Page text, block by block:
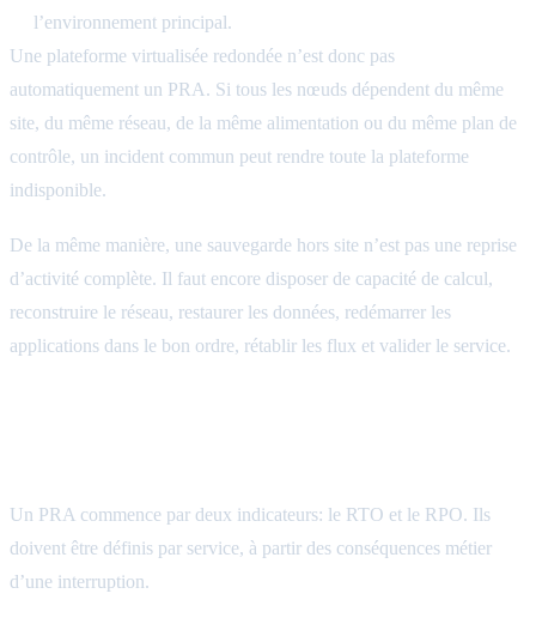
l’environnement principal.
Une plateforme virtualisée redondée n’est donc pas
automatiquement un PRA. Si tous les nœuds dépendent du même
site, du même réseau, de la même alimentation ou du même plan de
contrôle, un incident commun peut rendre toute la plateforme
indisponible.
De la même manière, une sauvegarde hors site n’est pas une reprise
d’activité complète. Il faut encore disposer de capacité de calcul,
reconstruire le réseau, restaurer les données, redémarrer les
applications dans le bon ordre, rétablir les flux et valider le service.
Un PRA commence par deux indicateurs: le RTO et le RPO. Ils
doivent être définis par service, à partir des conséquences métier
d’une interruption.